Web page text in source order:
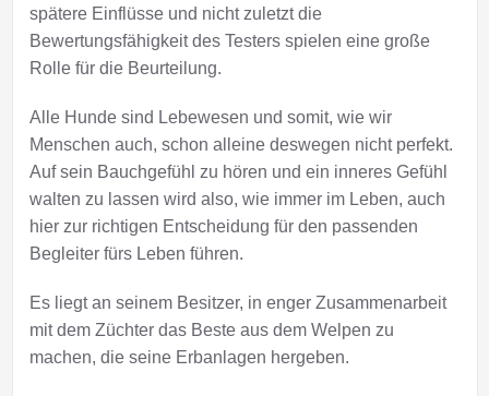
spätere Einflüsse und nicht zuletzt die
Bewertungsfähigkeit des Testers spielen eine große
Rolle für die Beurteilung.
Alle Hunde sind Lebewesen und somit, wie wir
Menschen auch, schon alleine deswegen nicht perfekt.
Auf sein Bauchgefühl zu hören und ein inneres Gefühl
walten zu lassen wird also, wie immer im Leben, auch
hier zur richtigen Entscheidung für den passenden
Begleiter fürs Leben führen.
Es liegt an seinem Besitzer, in enger Zusammenarbeit
mit dem Züchter das Beste aus dem Welpen zu
machen, die seine Erbanlagen hergeben.